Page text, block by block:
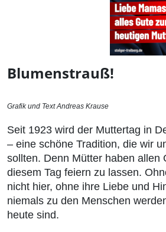
Blumenstrauß!
Grafik und Text Andreas Krause
Seit 1923 wird der Muttertag in
– eine schöne Tradition, die wir
sollten. Denn Mütter haben allen
diesem Tag feiern zu lassen.
nicht hier, ohne ihre Liebe und
niemals zu den Menschen
heute sind.